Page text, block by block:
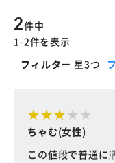
2件中
1-2件を表示
フィルター 星3つ
ちゃむ(女性)
この値段で普通に